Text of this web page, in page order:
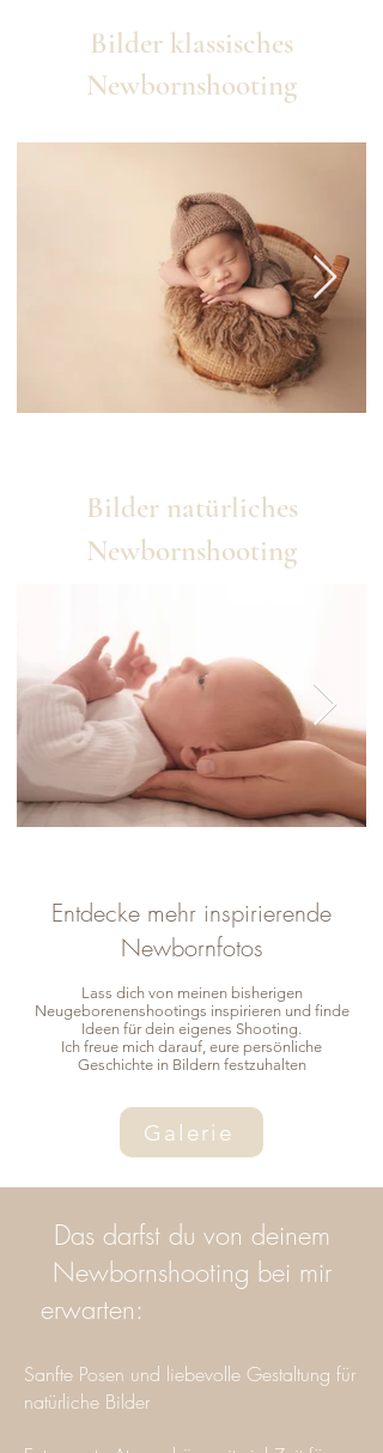
Bilder klassisches
Newbornshooting
Bilder natürliches
Newbornshooting
Entdecke mehr inspirierende
Newbornfotos
Lass dich von meinen bisherigen
Neugeborenenshootings inspirieren und finde
Ideen für dein eigenes Shooting.
Ich freue mich darauf, eure persönliche
Geschichte in Bildern festzuhalten
Galerie
Das darfst du von deinem
Newbornshooting bei mir
erwarten:
Sanfte Posen und liebevolle Gestaltung für
natürliche Bilder